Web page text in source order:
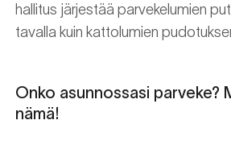
hallitus järjestää parvekelumien
tavalla kuin kattolumien
Onko asunnossasi parveke?
nämä!